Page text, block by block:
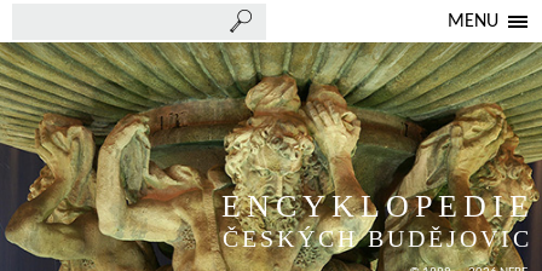
MENU
ENCYKLOPEDIE
ČESKÝCH BUDĚJOVIC